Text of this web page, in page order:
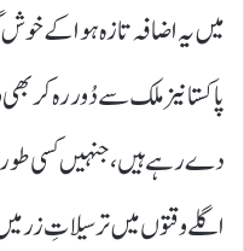
میں یہ اضافہ تازہ ہوا کے
پاکستانیز ملک سے دُور رہ کر
دے رہے ہیں، جنہیں کسی طور
اگلے وقتوں میں ترسیلاتِ زر